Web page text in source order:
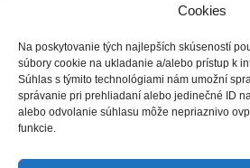
Cookies
Na poskytovanie tých najlepších skúseností
súbory cookie na ukladanie a/alebo prístup k
Súhlas s týmito technológiami nám umožní
správanie pri prehliadaní alebo jedinečné ID
alebo odvolanie súhlasu môže nepriaznivo
funkcie.
V celom Bratislavskom kraji a po
Kontakt